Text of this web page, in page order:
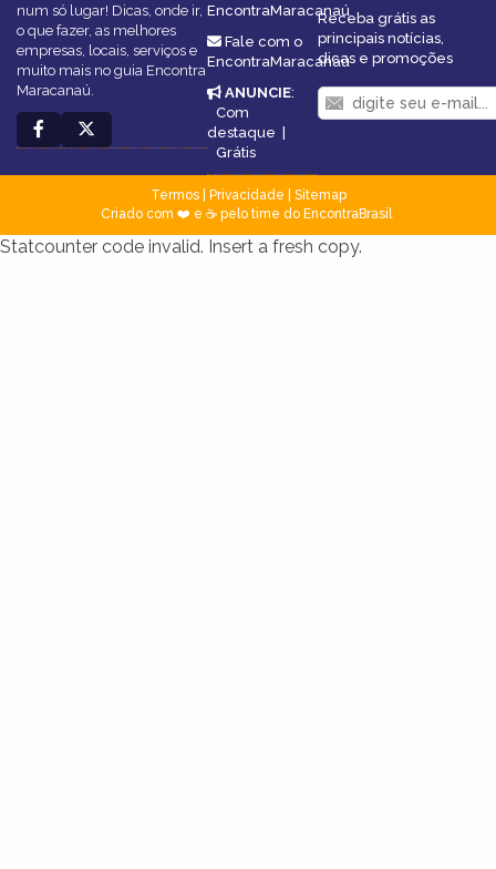
num só lugar! Dicas, onde ir,
o que fazer, as melhores
empresas, locais, serviços e
muito mais no guia Encontra
Maracanaú.
EncontraMaracanaú
Fale com o
EncontraMaracanaú
ANUNCIE:
Com
destaque
Grátis
Receba grátis as
principais notícias,
dicas e promoções
Termos| Privacidade
Sitemap
Criado com ❤️ e ☕ pelo time do EncontraBrasil
Statcounter code invalid. Insert a fresh copy.